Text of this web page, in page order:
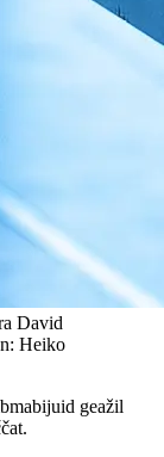
David
Heiko
geažil